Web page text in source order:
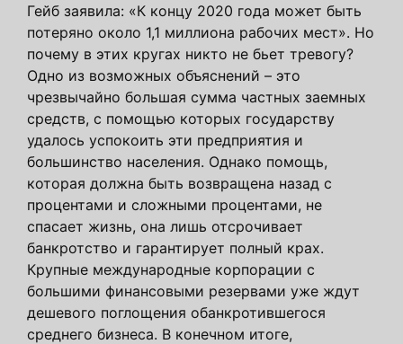
Гейб заявила: «К концу 2020 года может быть
потеряно около 1,1 миллиона рабочих мест». Но
почему в этих кругах никто не бьет тревогу?
Одно из возможных объяснений – это
чрезвычайно большая сумма частных заемных
средств, с помощью которых государству
удалось успокоить эти предприятия и
большинство населения. Однако помощь,
которая должна быть возвращена назад с
процентами и сложными процентами, не
спасает жизнь, она лишь отсрочивает
банкротство и гарантирует полный крах.
Крупные международные корпорации с
большими финансовыми резервами уже ждут
дешевого поглощения обанкротившегося
среднего бизнеса. В конечном итоге,